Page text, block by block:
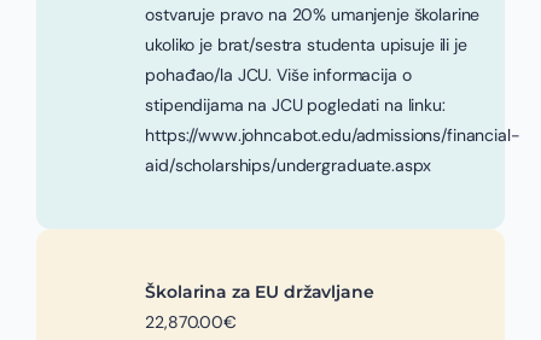
ostvaruje pravo na 20% umanjenje školarine
ukoliko je brat/sestra studenta upisuje ili je
pohađao/la JCU. Više informacija o
stipendijama na JCU pogledati na linku:
https://www.johncabot.edu/admissions/financial-
aid/scholarships/undergraduate.aspx
Školarina za EU državljane
22,870.00€